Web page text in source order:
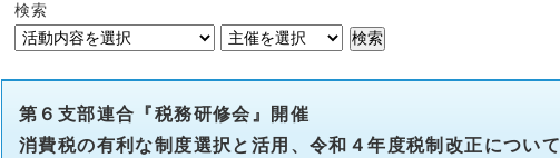
検索
第６支部連合『税務研修会』開催
消費税の有利な制度選択と活用、令和４年度税制改正について